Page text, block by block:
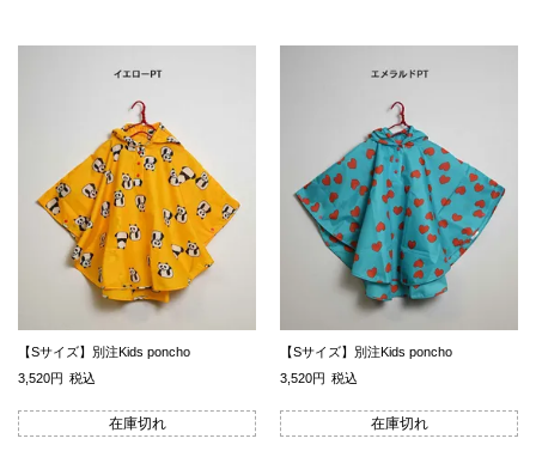
【Sサイズ】別注Kids poncho
3,520
税込
在庫切れ
【Sサイズ】別注Kids poncho
3,520
税込
在庫切れ